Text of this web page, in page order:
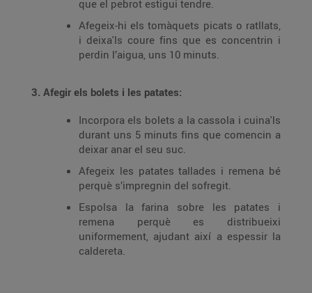
que el pebrot estigui tendre.
Afegeix-hi els tomàquets picats o ratllats,
i deixa'ls coure fins que es concentrin i
perdin l’aigua, uns 10 minuts.
3. Afegir els bolets i les patates:
Incorpora els bolets a la cassola i cuina'ls
durant uns 5 minuts fins que comencin a
deixar anar el seu suc.
Afegeix les patates tallades i remena bé
perquè s’impregnin del sofregit.
Espolsa la farina sobre les patates i
remena perquè es distribueixi
uniformement, ajudant així a espessir la
caldereta.